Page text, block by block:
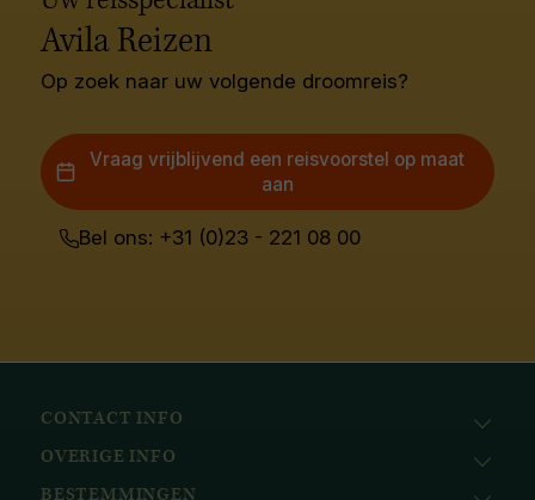
Avila Reizen
Op zoek naar uw volgende droomreis?
Vraag vrijblijvend een reisvoorstel op maat
aan
Bel ons: +31 (0)23 - 221 08 00
CONTACT INFO
Avila Reizen
Nieuwe Gracht 78
OVERIGE INFO
BESTEMMINGEN